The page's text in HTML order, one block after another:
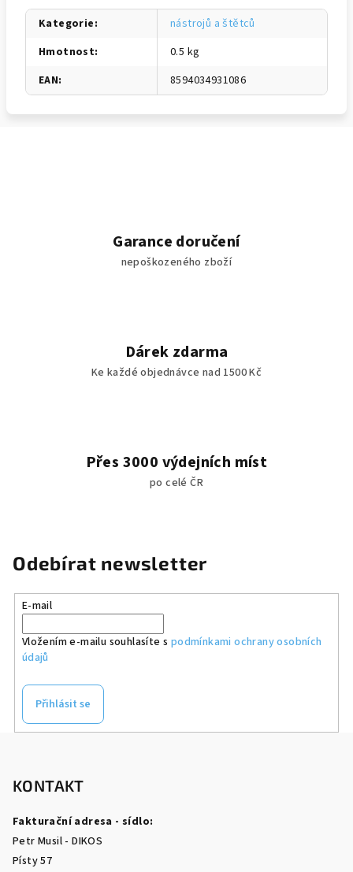
Kategorie:
nástrojů a štětců
Hmotnost:
0.5 kg
EAN: 8594034931086
Garance doručení
nepoškozeného zboží
Dárek zdarma
Ke každé objednávce nad 1500 Kč
Přes 3000 výdejních míst
po celé ČR
Odebírat newsletter
E-mail
Vložením e-mailu souhlasíte s podmínkami ochrany osobních
údajů
Přihlásit se
KONTAKT
Fakturační adresa - sídlo:
Petr Musil - DIKOS
Písty 57